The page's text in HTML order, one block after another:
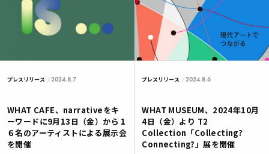
プレスリリース 2024.8.7
WHAT CAFE、narrativeをキ
ーワードに9月13日（金）から 1
６名のアーティストによる展示会
を開催
プレスリリース 2024.8.6
WHAT MUSEUM、2024年10月
4日（金）より T2
Collection「Collecting?
Connecting?」展を開催